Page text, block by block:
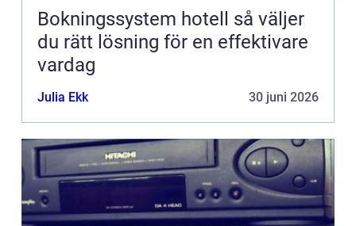
Bokningssystem hotell så väljer
du rätt lösning för en effektivare
vardag
Julia Ekk 30 juni 2026